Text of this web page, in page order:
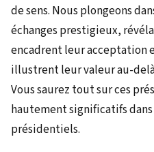
de sens. Nous plongeons
échanges prestigieux,
encadrent leur acceptation
illustrent leur valeur au-
Vous saurez tout sur ces
hautement significatifs dans
présidentiels.